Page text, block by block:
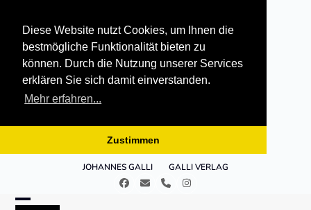
Diese Website nutzt Cookies, um Ihnen die
bestmögliche Funktionalität bieten zu
können. Durch die Nutzung unserer Services
erklären Sie sich damit einverstanden.
Mehr erfahren...
Zustimmen
JOHANNES GALLI GALLI VERLAG
Facebook
E- TelefonInstagram